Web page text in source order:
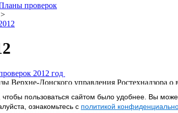
проверок
>
2012 год
Верхне-Донского управления Ростехнадзора
от 28.03.2012 г. № 72 (скачать ).
от 03.10.2012 г. № 231 (скачать).
пользоваться сайтом было удобнее. Вы
ознакомьтесь с политикой